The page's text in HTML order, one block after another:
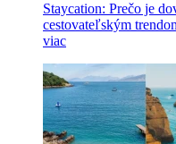
Staycation: Prečo je
cestovateľským
viac